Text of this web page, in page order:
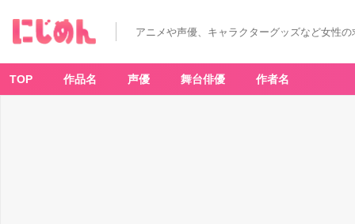
アニメや声優、キャラクターグッズなど女性
TOP 作品名 声優 舞台俳優 作者名